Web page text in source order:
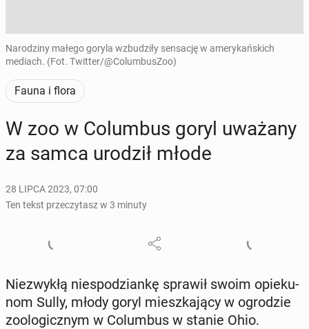
Narodziny małego goryla wzbudziły sensację w amerykańskich
mediach. (Fot. Twitter/@ColumbusZoo)
Fauna i flora
W zoo w Co­lum­bus goryl uważany
za samca urodził młode
28 LIPCA 2023, 07:00
Ten tekst przeczytasz w 3 minuty
Nie­zwy­kłą nie­spo­dzian­kę sprawił swoim opie­ku­
nom Sully, młody goryl miesz­ka­ją­cy w ogro­dzie
zoo­lo­gicz­nym w Co­lum­bus w stanie Ohio.